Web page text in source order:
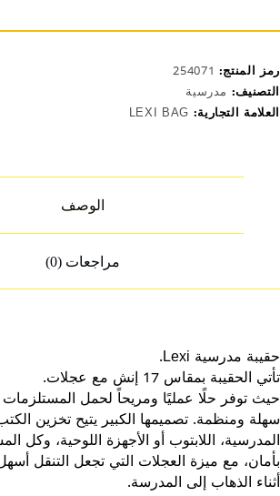
رمز المنتج: 254071
التصنيف: مدرسية
العلامة التجارية: LEXI BAG
الوصف
مراجعات (0)
حقيبة مدرسية Lexi.
تأتي الحقيبة بمقاس 17 إنش مع عجلات.
حيث توفر حلًا عمليًا ومريحاً لحمل
سهلة ومنظمة. تصميمها الكبير يتيح تخزين
المدرسية، اللابتوب أو الأجهزة اللوحية، وكل
بأمان، مع ميزة العجلات التي تجعل التنقل
أثناء الذهاب إلى المدرسة.